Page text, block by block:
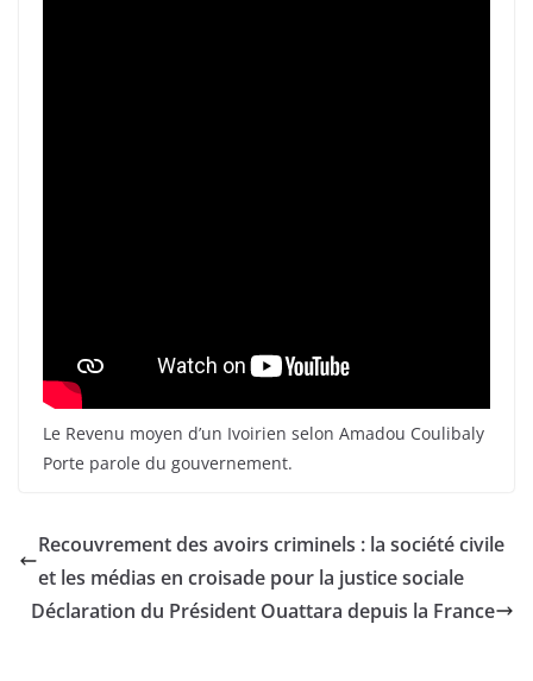
Le Revenu moyen d’un Ivoirien selon Amadou Coulibaly
Porte parole du gouvernement.
Recouvrement des avoirs criminels : la société civile
et les médias en croisade pour la justice sociale
Déclaration du Président Ouattara depuis la France